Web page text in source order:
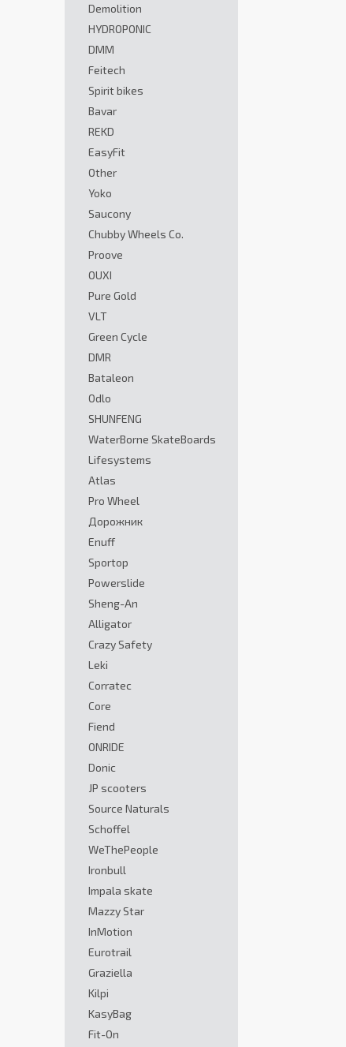
Demolition
HYDROPONIC
DMM
Feitech
Spirit bikes
Bavar
REKD
EasyFit
Other
Yoko
Saucony
Chubby Wheels Co.
Proove
OUXI
Pure Gold
VLT
Green Cycle
DMR
Bataleon
Odlo
SHUNFENG
WaterBorne SkateBoards
Lifesystems
Atlas
Pro Wheel
Дорожник
Enuff
Sportop
Powerslide
Sheng-An
Alligator
Crazy Safety
Leki
Corratec
Core
Fiend
ONRIDE
Donic
JP scooters
Source Naturals
Schoffel
WeThePeople
Ironbull
Impala skate
Mazzy Star
InMotion
Eurotrail
Graziella
Kilpi
KasyBag
Fit-On